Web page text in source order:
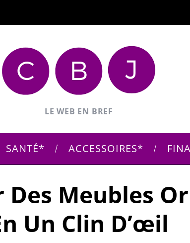
LE WEB EN BREF
SANTÉ ACCESSOIRES
Des Meubles
Un Clin D’œil